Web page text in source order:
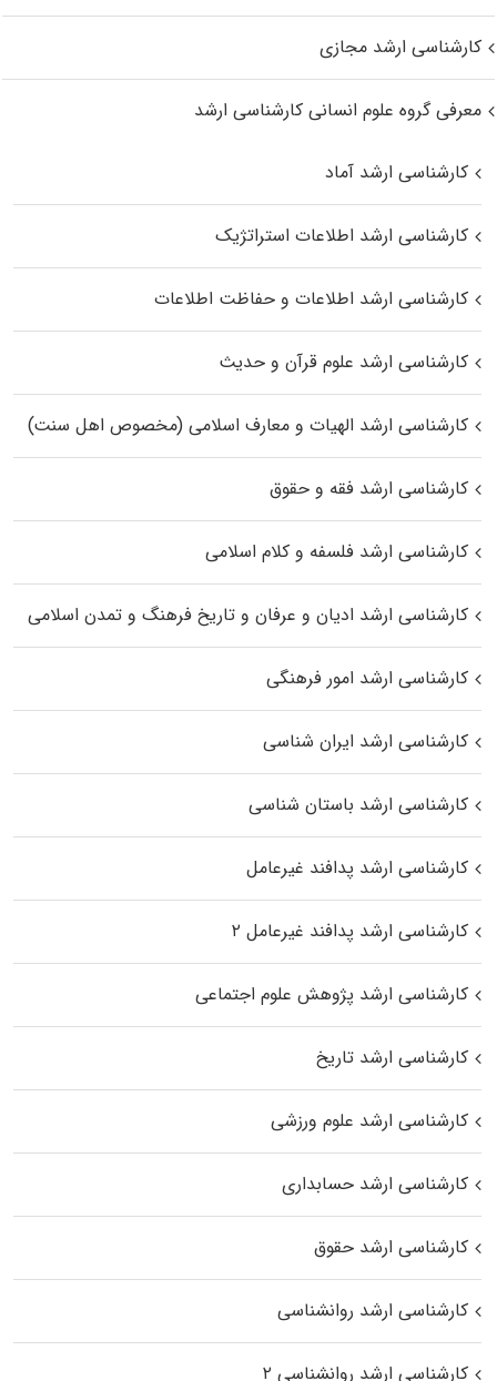
کارشناسی ارشد مجازی
معرفی گروه علوم انسانی کارشناسی ارشد
کارشناسی ارشد آماد
کارشناسی ارشد اطلاعات استراتژیک
کارشناسی ارشد اطلاعات و حفاظت اطلاعات
کارشناسی ارشد علوم قرآن و حدیث
کارشناسی ارشد الهیات و معارف اسلامی (مخصوص اهل سنت)
کارشناسی ارشد فقه و حقوق
کارشناسی ارشد فلسفه و کلام اسلامی
کارشناسی ارشد ادیان و عرفان و تاریخ فرهنگ و تمدن اسلامی
کارشناسی ارشد امور فرهنگی
کارشناسی ارشد ایران شناسی
کارشناسی ارشد باستان شناسی
کارشناسی ارشد پدافند غیرعامل
کارشناسی ارشد پدافند غیرعامل ۲
کارشناسی ارشد پژوهش علوم اجتماعی
کارشناسی ارشد تاریخ
کارشناسی ارشد علوم ورزشی
کارشناسی ارشد حسابداری
کارشناسی ارشد حقوق
کارشناسی ارشد روانشناسی
کارشناسی ارشد روانشناسی ۲